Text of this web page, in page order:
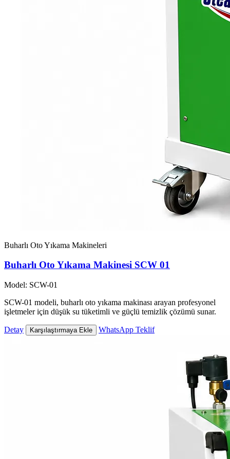
Buharlı Oto Yıkama Makineleri
Buharlı Oto Yıkama Makinesi SCW 01
Model: SCW-01
SCW-01 modeli, buharlı oto yıkama makinası arayan profesyonel
işletmeler için düşük su tüketimli ve güçlü temizlik çözümü sunar.
Detay Karşılaştırmaya Ekle WhatsApp Teklif